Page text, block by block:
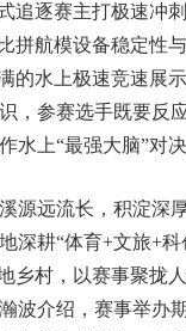
逐赛主打极速冲
拼航模设备稳定性
的水上极速竞速展
，参赛选手既要反应
上“最强大脑”对决
源远流长，积淀深
深耕“体育+文旅+科
乡村，以赛事聚拢
波介绍，赛事举办